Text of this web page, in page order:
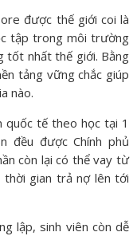
được thế giới coi là
tập trong môi trường
tốt nhất thế giới. Bằng
tảng vững chắc giúp
nào.
quốc tế theo học tại 1
đều được Chính phủ
còn lại có thể vay từ
thời gian trả nợ lên tới
lập, sinh viên còn dễ